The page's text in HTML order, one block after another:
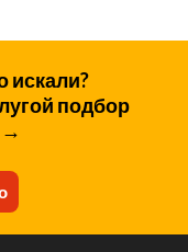
искали?
подбор
→